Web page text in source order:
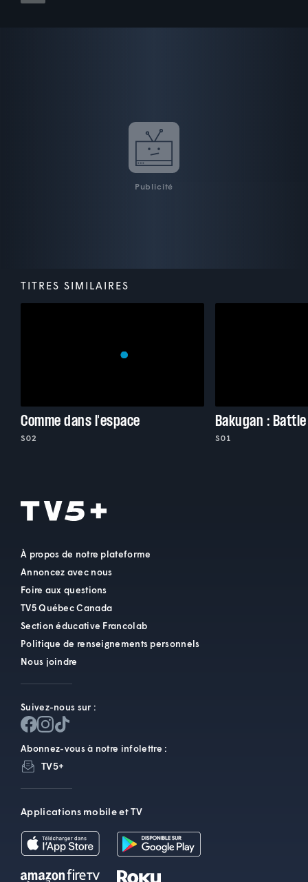
Publicité
TITRES SIMILAIRES
Comme dans l'espace
S02
Bakugan :
S01
À propos de notre plateforme
Annoncez avec nous
Foire aux questions
TV5 Québec Canada
Section éducative Francolab
Politique de renseignements personnels
Nous joindre
Suivez-nous sur :
Abonnez-vous à notre infolettre :
TV5+
Applications mobile et TV